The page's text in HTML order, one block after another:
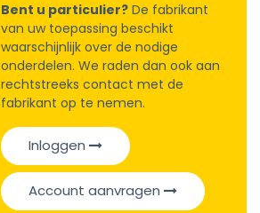
Bent u particulier? De fabrikant
van uw toepassing beschikt
waarschijnlijk over de nodige
onderdelen. We raden dan ook aan
rechtstreeks contact met de
fabrikant op te nemen.
Inloggen
Account aanvragen